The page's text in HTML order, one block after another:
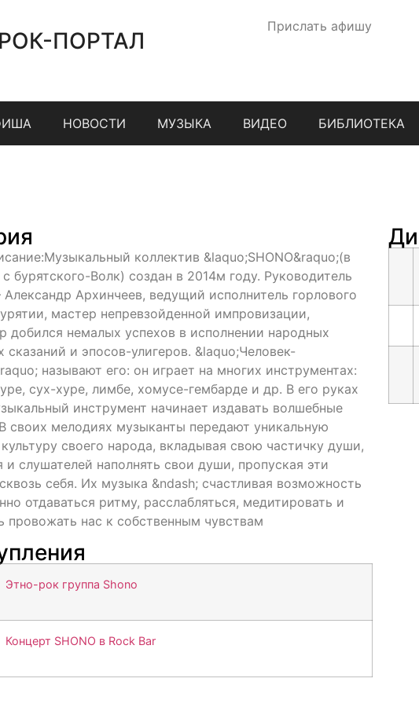
ПОРТАЛ
Прислать афишу
НОВОСТИ МУЗЫКА ВИДЕО БИБЛИОТЕКА
коллектив &laquo;SHONO&raquo;(в
бурятского-Волк) создан в 2014м году. Руководитель
Архинчеев, ведущий исполнитель горлового
мастер непревзойденной импровизации,
добился немалых успехов в исполнении народных
сказаний и эпосов-улигеров. &laquo;Человек-
называют его: он играет на многих инструментах:
сух-хуре, лимбе, хомусе-гембарде и др. В его руках
инструмент начинает издавать волшебные
своих мелодиях музыканты передают уникальную
своего народа, вкладывая свою частичку души,
и слушателей наполнять свои души, пропуская эти
себя. Их музыка &ndash; счастливая возможность
отдаваться ритму, расслабляться, медитировать и
провожать нас к собственным чувствам
Этно-рок группа Shono
Концерт SHONO в Rock Bar